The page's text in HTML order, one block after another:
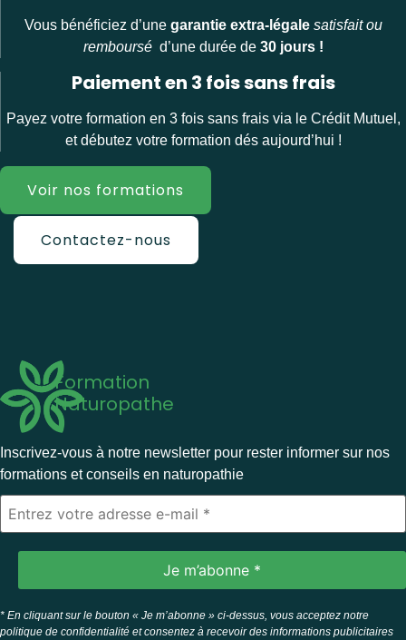
Vous bénéficiez d’une garantie extra-légale satisfait ou
remboursé d’une durée de 30 jours !
Paiement en 3 fois sans frais
Payez votre formation en 3 fois sans frais via le Crédit Mutuel,
et débutez votre formation dés aujourd’hui !
Voir nos formations
Contactez-nous
Formation
Naturopathe
Inscrivez-vous à notre newsletter pour rester informer sur nos
formations et conseils en naturopathie
* En cliquant sur le bouton « Je m’abonne » ci-dessus, vous acceptez notre
politique de confidentialité et consentez à recevoir des informations publicitaires